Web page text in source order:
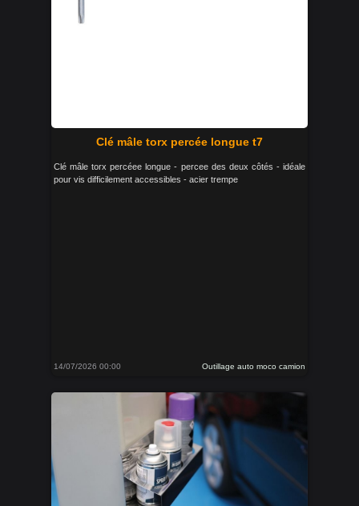
Clé mâle torx percée longue t7
Clé mâle torx percéee longue - percee des deux côtés - idéale
pour vis difficilement accessibles - acier trempe
14/07/2026 00:00 Outillage auto moco camion